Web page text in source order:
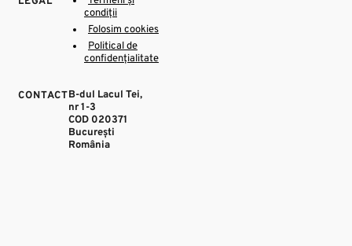
condiții
Folosim cookies
Political de
confidențialitate
CONTACTB-dul Lacul Tei,
nr 1-3
COD 020371
București
România